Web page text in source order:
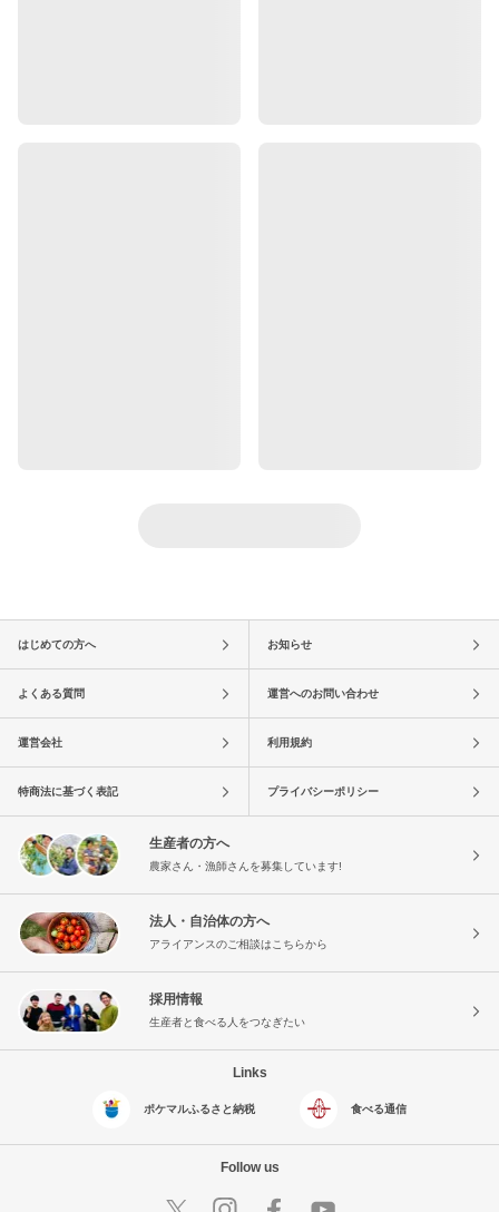
はじめての方へ お知らせ
よくある質問 運営へのお問い合わせ
運営会社 利用規約
特商法に基づく表記 プライバシーポリシー
生産者の方へ
農家さん・漁師さんを募集しています!
法人・自治体の方へ
アライアンスのご相談はこちらから
採用情報
生産者と食べる人をつなぎたい
Links
ポケマルふるさと納税 食べる通信
Follow us